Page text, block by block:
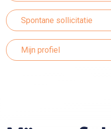
Spontane sollicitatie
Mijn profiel